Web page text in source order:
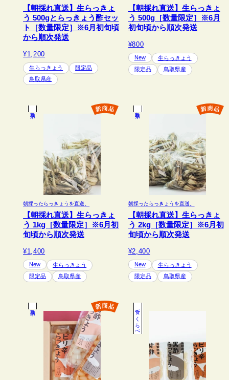
【朝採れ直送】生らっきょ
う 500gとらっきょう酢セッ
ト［数量限定］※6月初旬頃
から順次発送
¥1,200
生らっきょう
限定品
鳥取県産
【朝採れ直送】生らっきょ
う 500g［数量限定］※6月
初旬頃から順次発送
¥800
New
生らっきょう
限定品
鳥取県産
朝採ったらっきょうを直送。
【朝採れ直送】生らっきょ
う 1kg［数量限定］※6月初
旬頃から順次発送
¥1,400
New
生らっきょう
限定品
鳥取県産
朝採ったらっきょうを直送。
【朝採れ直送】生らっきょ
う 2kg［数量限定］※6月初
旬頃から順次発送
¥2,400
New
生らっきょう
限定品
鳥取県産
食べくらべ